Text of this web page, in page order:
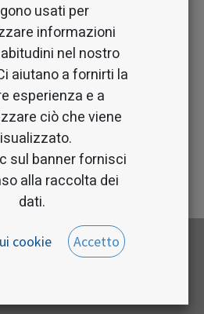
Mobile srl 2025
usati per
informazioni
nel nostro
aiutano a fornirti la
esperienza e a
ciò che viene
sul banner fornisci
alla raccolta dei
dati.
cookie Accetto